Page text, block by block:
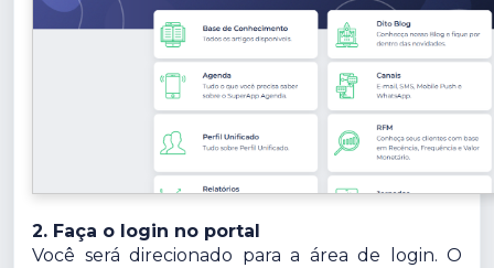
2. Faça o login no portal
Você será direcionado para a área de login. O